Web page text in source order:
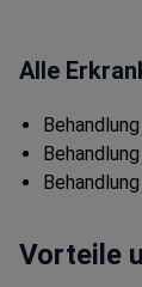
Alle
Vorteile